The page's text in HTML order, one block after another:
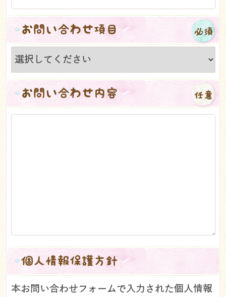
お問い合わせ項目 必須
お問い合わせ内容 任意
個人情報保護方針
本お問い合わせフォームで入力された個人情報